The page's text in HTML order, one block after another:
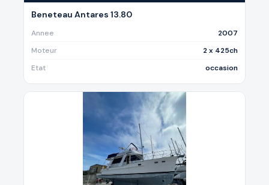
Beneteau Antares 13.80
Annee
2007
Moteur
2 x 425ch
Etat
occasion